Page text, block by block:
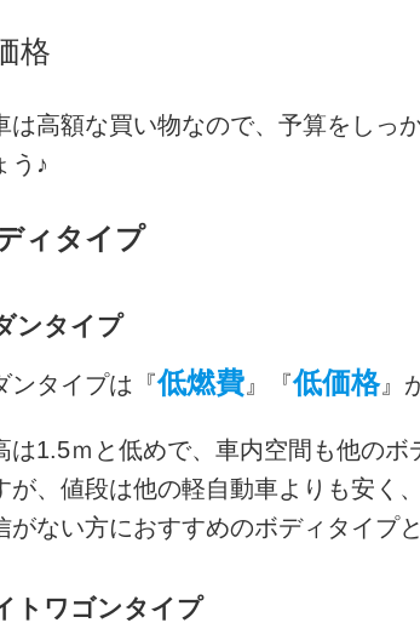
格
は高額な買い物なので、予算をしっ
う♪
ィタイプ
ンタイプ
ンタイプは『低燃費』『低価格』
は1.5ｍと低めで、車内空間も他の
が、値段は他の軽自動車よりも安く
がない方におすすめのボディタイプ
トワゴンタイプ